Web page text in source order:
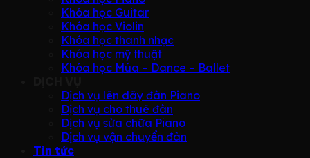
Khóa học Guitar
Khóa học Violin
Khóa học thanh nhạc
Khóa học mỹ thuật
Khóa học Múa – Dance – Ballet
Dịch vụ lên dây đàn Piano
Dịch vụ cho thuê đàn
Dịch vụ sửa chữa Piano
Dịch vụ vận chuyển đàn
Tin tức